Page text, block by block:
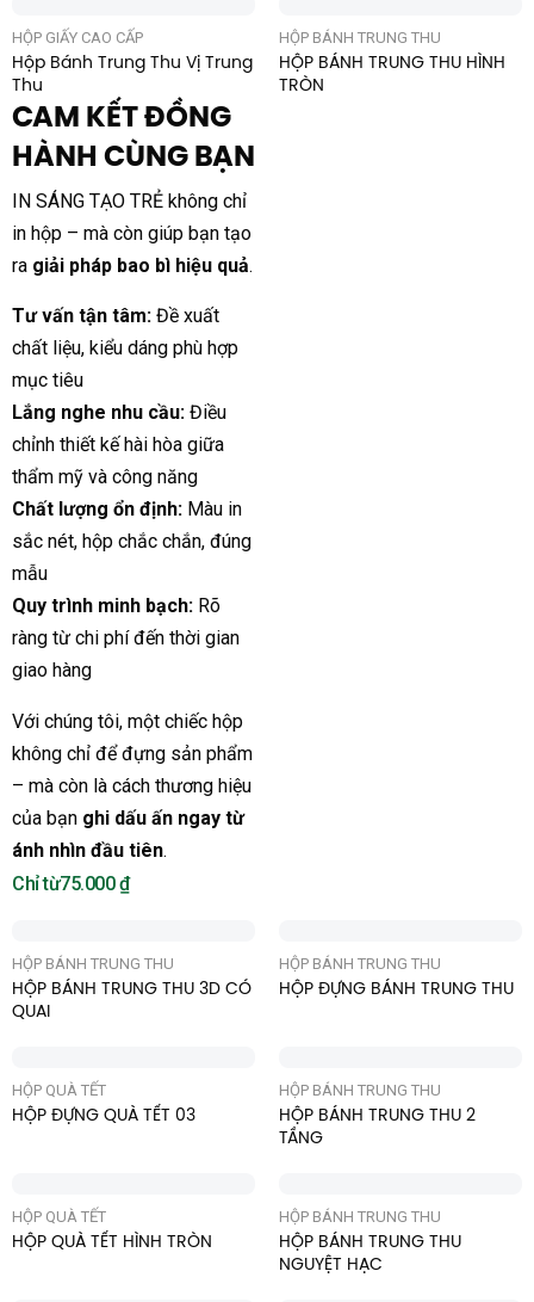
HỘP GIẤY CAO CẤP
Hộp Bánh Trung Thu Vị Trung
Thu
CAM KẾT ĐỒNG
HÀNH CÙNG BẠN
IN SÁNG TẠO TRẺ không chỉ
in hộp – mà còn giúp bạn tạo
ra giải pháp bao bì hiệu quả.
Tư vấn tận tâm: Đề xuất
chất liệu, kiểu dáng phù hợp
mục tiêu
Lắng nghe nhu cầu: Điều
chỉnh thiết kế hài hòa giữa
thẩm mỹ và công năng
Chất lượng ổn định: Màu in
sắc nét, hộp chắc chắn, đúng
mẫu
Quy trình minh bạch: Rõ
ràng từ chi phí đến thời gian
giao hàng
Với chúng tôi, một chiếc hộp
không chỉ để đựng sản phẩm
– mà còn là cách thương hiệu
của bạn ghi dấu ấn ngay từ
ánh nhìn đầu tiên.
75.000₫
HỘP BÁNH TRUNG THU
HỘP BÁNH TRUNG THU HÌNH
TRÒN
HỘP BÁNH TRUNG THU
HỘP BÁNH TRUNG THU 3D CÓ
QUAI
HỘP BÁNH TRUNG THU
HỘP ĐỰNG BÁNH TRUNG THU
HỘP QUÀ TẾT
HỘP ĐỰNG QUÀ TẾT 03
HỘP BÁNH TRUNG THU
HỘP BÁNH TRUNG THU 2
TẦNG
HỘP QUÀ TẾT
HỘP QUÀ TẾT HÌNH TRÒN
HỘP BÁNH TRUNG THU
HỘP BÁNH TRUNG THU
NGUYỆT HẠC